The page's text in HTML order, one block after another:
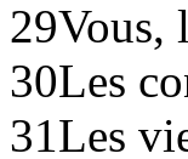
29Vous,
30Les
31Les